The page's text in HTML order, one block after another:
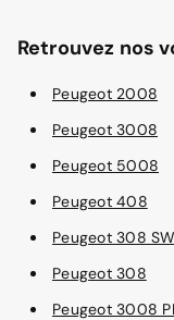
Retrouvez nos
Peugeot 2008
Peugeot 3008
Peugeot 5008
Peugeot 408
Peugeot 308 SW
Peugeot 308
Peugeot 3008